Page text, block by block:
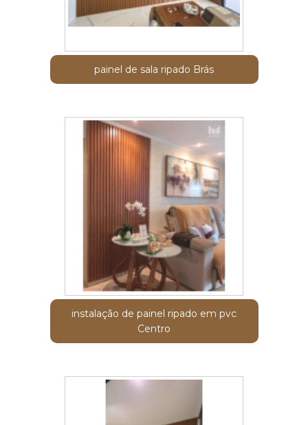
painel de sala ripado Brás
instalação de painel ripado em pvc
Centro